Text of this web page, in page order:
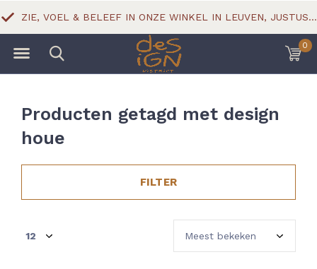
0
ZIE, VOEL & BELEEF IN ONZE WINKEL IN LEUVEN, JUSTUS LIPSIUSSTRAAT 18
Producten getagd met design
houe
FILTER